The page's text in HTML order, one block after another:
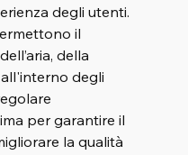
degli utenti.
il
della
degli
per garantire il
la qualità